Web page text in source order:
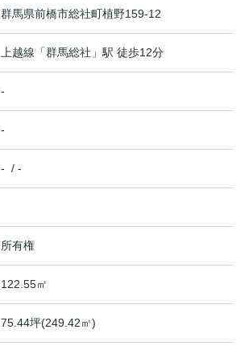
群馬県前橋市総社町植野159-12
上越線 「群馬総社 」駅 徒歩12分
-
-
- / -
所有権
122.55㎡
75.44坪(249.42㎡)